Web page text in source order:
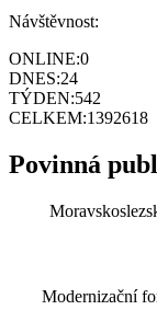
Návštěvnost:
ONLINE:0
DNES:24
TÝDEN:542
CELKEM:1392618
Povinná
Modernizační